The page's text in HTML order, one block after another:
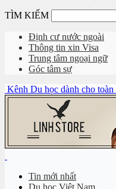
TÌM KIẾM
Định cư nước ngoài
Thông tin xin Visa
Trung tâm ngoại ngữ
Góc tâm sự
Kênh Du học dành cho
Tin mới nhất
Du học Việt Nam